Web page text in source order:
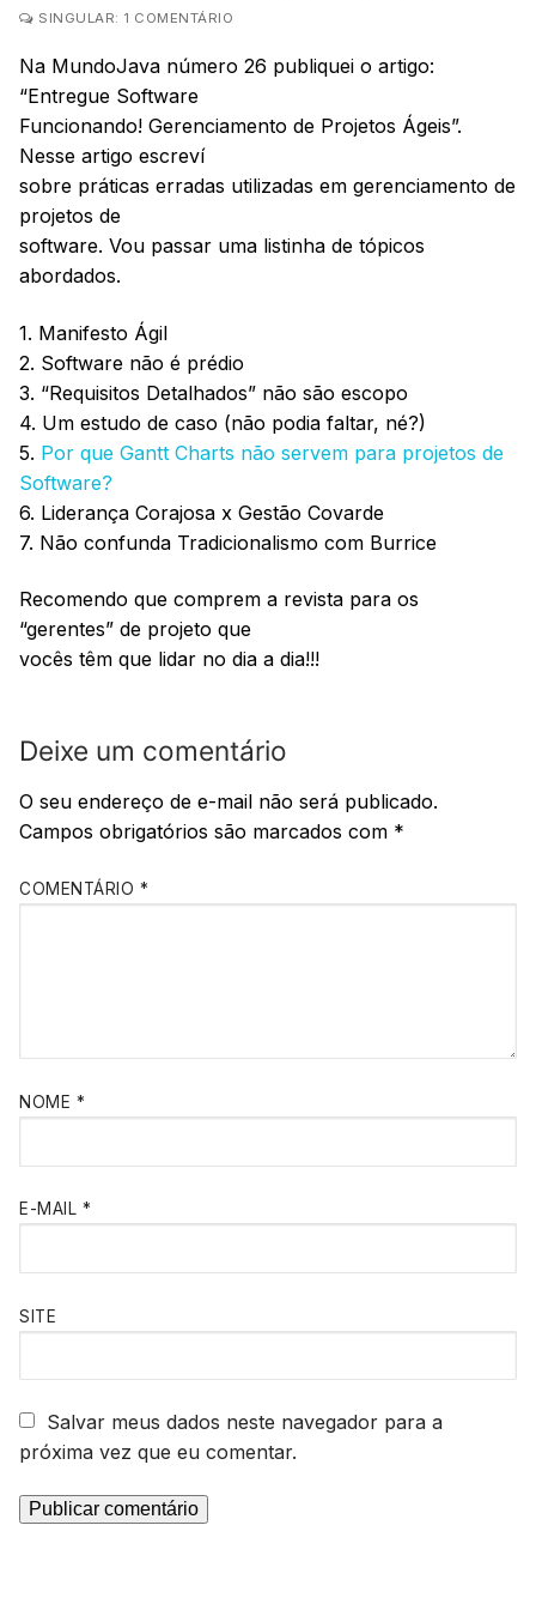
SINGULAR: 1 COMENTÁRIO
Na MundoJava número 26 publiquei o artigo:
“Entregue Software
Funcionando! Gerenciamento de Projetos Ágeis”.
Nesse artigo escreví
sobre práticas erradas utilizadas em gerenciamento de
projetos de
software. Vou passar uma listinha de tópicos
abordados.
1. Manifesto Ágil
2. Software não é prédio
3. “Requisitos Detalhados” não são escopo
4. Um estudo de caso (não podia faltar, né?)
5. Por que Gantt Charts não servem para projetos de
Software?
6. Liderança Corajosa x Gestão Covarde
7. Não confunda Tradicionalismo com Burrice
Recomendo que comprem a revista para os
“gerentes” de projeto que
vocês têm que lidar no dia a dia!!!
Deixe um comentário
O seu endereço de e-mail não será publicado.
Campos obrigatórios são marcados com *
COMENTÁRIO *
NOME *
E-MAIL *
SITE
Salvar meus dados neste navegador para a
próxima vez que eu comentar.